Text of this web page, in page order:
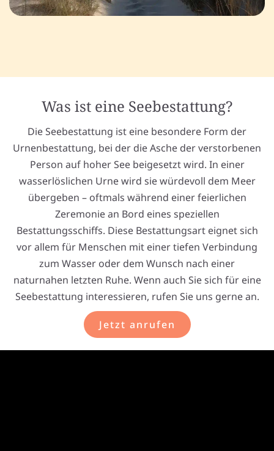
Was ist eine Seebestattung?
Die Seebestattung ist eine besondere Form der
Urnenbestattung, bei der die Asche der verstorbenen
Person auf hoher See beigesetzt wird. In einer
wasserlöslichen Urne wird sie würdevoll dem Meer
übergeben – oftmals während einer feierlichen
Zeremonie an Bord eines speziellen
Bestattungsschiffs. Diese Bestattungsart eignet sich
vor allem für Menschen mit einer tiefen Verbindung
zum Wasser oder dem Wunsch nach einer
naturnahen letzten Ruhe. Wenn auch Sie sich für eine
Seebestattung interessieren, rufen Sie uns gerne an.
Jetzt anrufen